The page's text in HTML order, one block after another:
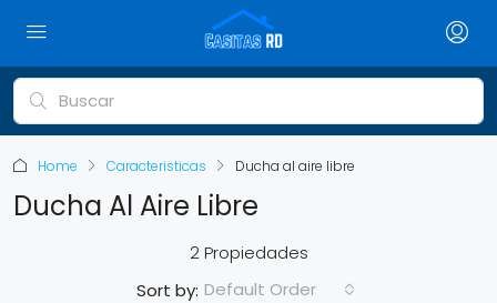
Home Caracteristicas Ducha al aire libre
Ducha Al Aire Libre
2 Propiedades
Sort by: Default Order